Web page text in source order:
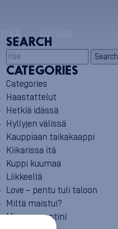
ITÄÄ LOUNAS
SEARCH
Search
CATEGORIES
Categories
Haastattelut
Hetkiä idässä
Hyllyjen välissä
Kauppiaan taikakaappi
Kiikarissa itä
Kuppi kuumaa
Liikkeellä
Love – pentu tuli taloon
Miltä maistui?
Minun reseptini